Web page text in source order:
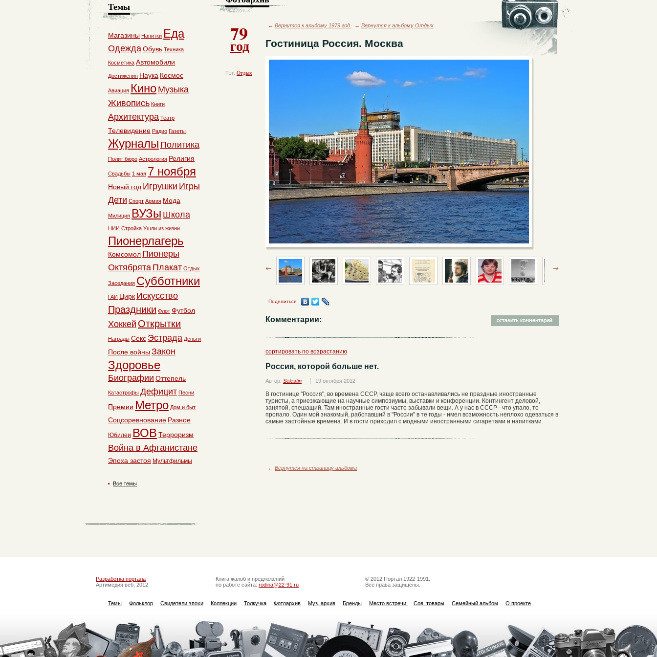
79
год
Тэг: Отдых
← Вернутся к альбому 1979 год ← Вернутся к альбому Отдых
Гостиница Россия. Москва
Поделиться
Комментарии:
сортировать по возрастанию
Россия, которой больше нет.
Автор: Selestin 19 октября 2012
В гостинице "Россия", во времена СССР, чаще всего останавливались не праздные иностранные
туристы, а приезжающие на научные симпозиумы, выставки и конференции. Контингент деловой,
занятой, спешащий. Там иностранные гости часто забывали вещи. А у нас в СССР - что упало, то
пропало. Один мой знакомый, работавший в "России" в те годы - имел возможность неплохо одеваться в
самые застойные времена. И в гости приходил с модными иностранными сигаретами и напитками.
← Вернутся на страницу альбома
Темы
Магазины Напитки Еда
ОдеждаОбувь Техника
Косметика Автомобили
Достижения Наука Космос
Авиация Кино Музыка
Живопись Книги
Архитектура Театр
Телевидение Радио Газеты
Журналы Политика
Полит бюро Астрология Религия
Свадьбы 1 мая 7 ноября
Новый год Игрушки Игры
Дети Спорт Армия Мода
Милиция ВУЗы Школа
НИИ Стройка Ушли из жизни
Пионерлагерь
Комсомол Пионеры
Октябрята Плакат Отдых
Заседания Субботники
ГАИ Цирк Искусство
Праздники Флот Футбол
Хоккей Открытки
Награды Секс Эстрада Деньги
После войны Закон
Здоровье
Биографии Оттепель
Катастрофы Дефицит Песни
Премии Метро Дом и быт
Соцсоревнование Разное
Юбилеи ВОВ Терроризм
Война в Афганистане
Эпоха застоя Мультфильмы
Все темы
Разработка портала
Артимедия веб, 2012
Книга жалоб и предложений
по работе сайта: rodina@22-91.ru
© 2012 Портал 1922-1991.
Все права защищены.
Темы Фольклор Свидетели эпохи Коллекции Толкучка Фотоархив Муз. архив Бренды Место встречи Сов. товары Семейный альбом О проекте